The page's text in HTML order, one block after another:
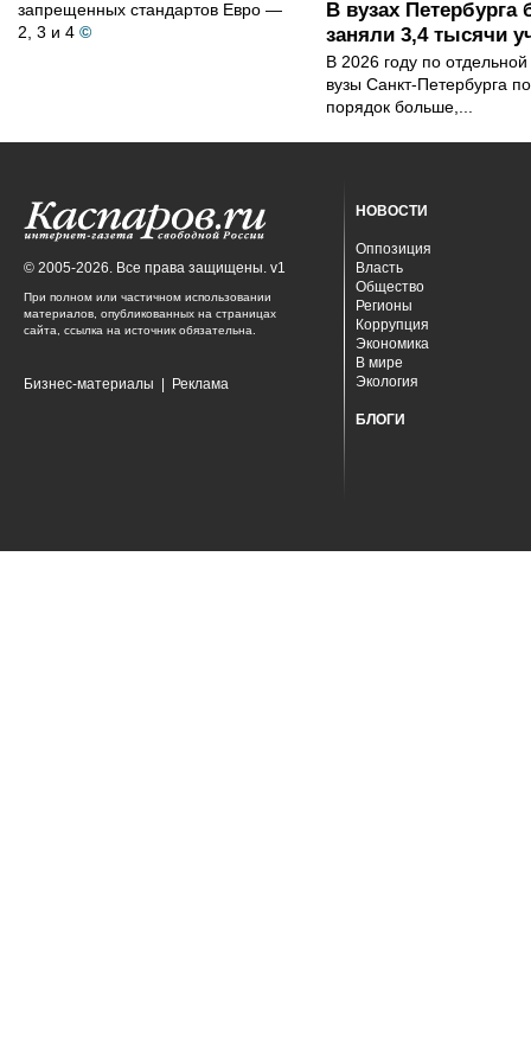
запрещенных стандартов Евро —
2, 3 и 4 ©
В вузах
заняли 3,4 тысячи
В 2026 году по
вузы Санкт-Петербурга
порядок больше,...
© 2005-2026. Все права защищены. v1
При полном или частичном использовании
материалов, опубликованных на страницах
сайта, ссылка на источник обязательна.
Бизнес-материалы Реклама
НОВОСТИ
Оппозиция
Власть
Общество
Регионы
Коррупция
Экономика
В мире
Экология
БЛОГИ